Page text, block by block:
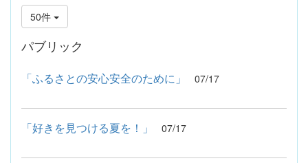
50件
パブリック
「ふるさとの安心安全のために」 07/17
「好きを見つける夏を！」 07/17